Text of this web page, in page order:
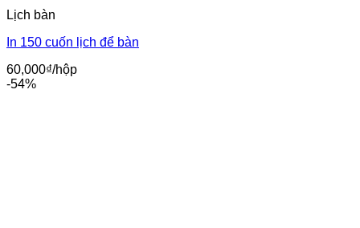
Lịch bàn
In 150 cuốn lịch để bàn
60,000₫/hộp
-54%